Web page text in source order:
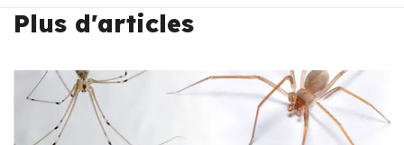
Plus d'articles